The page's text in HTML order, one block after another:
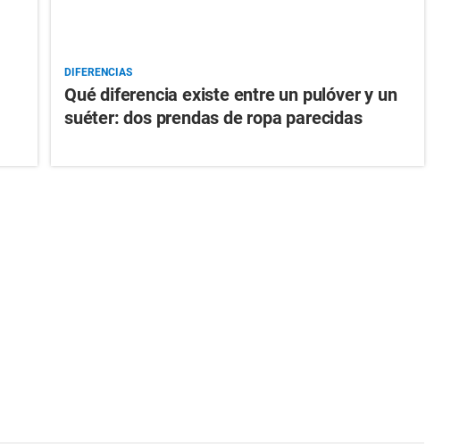
DIFERENCIAS
Qué diferencia existe entre un pulóver y un
suéter: dos prendas de ropa parecidas